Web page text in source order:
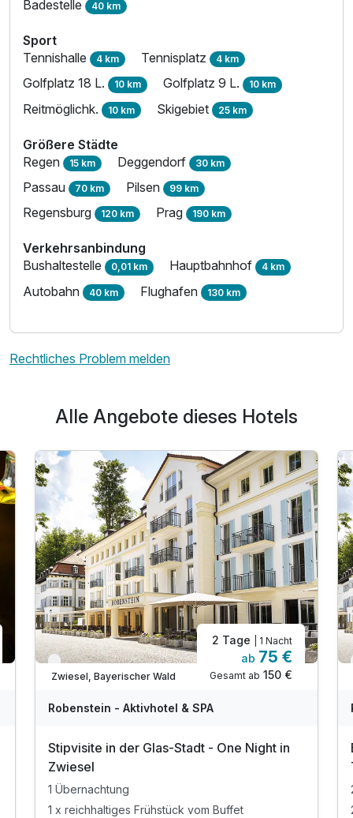
Badestelle 40 km
Sport
Tennishalle 4 km Tennisplatz 4 km
Golfplatz 18 L. 10 km Golfplatz 9 L. 10 km
Reitmöglichk. 10 km Skigebiet 25 km
Größere Städte
Regen 15 km Deggendorf 30 km
Passau 70 km Pilsen 99 km
Regensburg 120 km Prag 190 km
Verkehrsanbindung
Bushaltestelle 0,01 km Hauptbahnhof 4 km
Autobahn 40 km Flughafen 130 km
Rechtliches Problem melden
Alle Angebote dieses Hotels
Verfügbar bis Januar
Zwiesel, Bayerischer Wald
2 Tage | 1 Nacht
ab 75 €
Gesamt ab 150 €
Robenstein - Aktivhotel & SPA
Stipvisite in der Glas-Stadt - One Night in
Zwiesel
1 Übernachtung
1 x reichhaltiges Frühstück vom Buffet